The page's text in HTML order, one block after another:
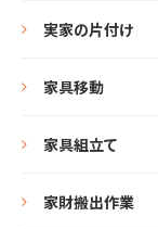
実家の片付け
家具移動
家具組立て
家財搬出作業